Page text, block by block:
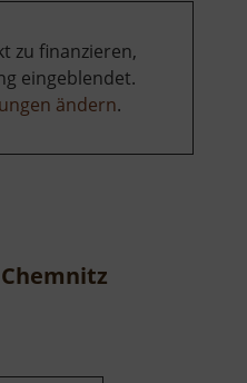
zu finanzieren,
eingeblendet.
ändern.